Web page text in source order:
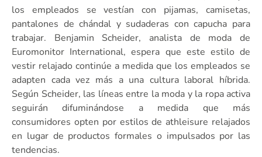
los empleados se vestían con pijamas, camisetas,
pantalones de chándal y sudaderas con capucha para
trabajar. Benjamin Scheider, analista de moda de
Euromonitor International, espera que este estilo de
vestir relajado continúe a medida que los empleados se
adapten cada vez más a una cultura laboral híbrida.
Según Scheider, las líneas entre la moda y la ropa activa
seguirán difuminándose a medida que más
consumidores opten por estilos de athleisure relajados
en lugar de productos formales o impulsados por las
tendencias.